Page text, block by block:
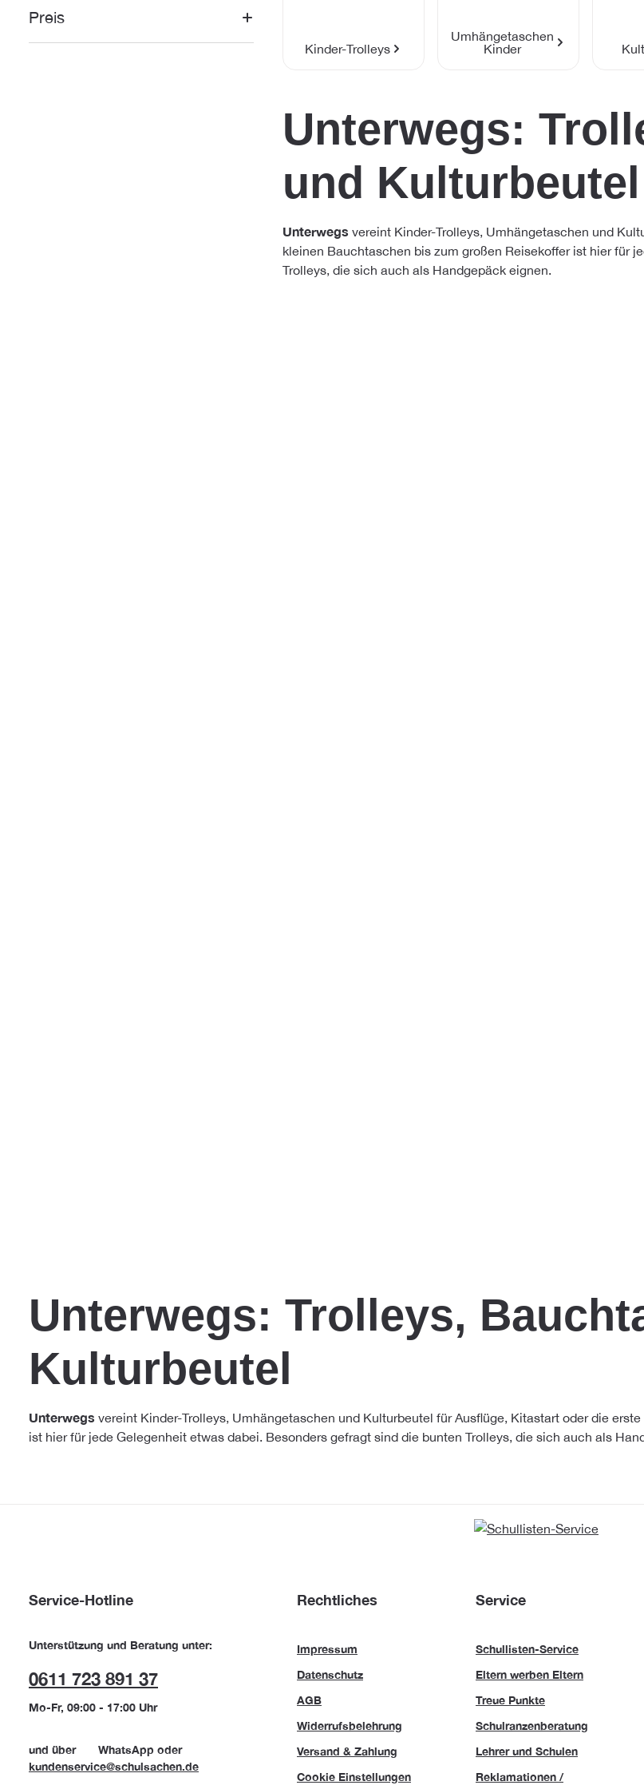
Preis
Kinder-Trolleys
Umhängetaschen
Kinder
Unterwegs:
und Kulturbeutel
Unterwegs vereint Kinder-Trolleys, Umhängetaschen und
kleinen Bauchtaschen bis zum großen Reisekoffer ist hier für
Trolleys, die sich auch als Handgepäck eignen.
Unterwegs: Trolleys,
Kulturbeutel
Unterwegs vereint Kinder-Trolleys, Umhängetaschen und Kulturbeutel für Ausflüge, Kitastart oder die
ist hier für jede Gelegenheit etwas dabei. Besonders gefragt sind die bunten Trolleys, die sich auch als
Service-Hotline
Unterstützung und Beratung unter:
0611 723 891 37
Mo-Fr, 09:00 - 17:00 Uhr
und über WhatsApp oder
kundenservice@schulsachen.de
Rechtliches
Impressum
Datenschutz
AGB
Widerrufsbelehrung
Versand & Zahlung
Cookie Einstellungen
Service
Schullisten-Service
Eltern werben Eltern
Treue Punkte
Schulranzenberatung
Lehrer und Schulen
Reklamationen /